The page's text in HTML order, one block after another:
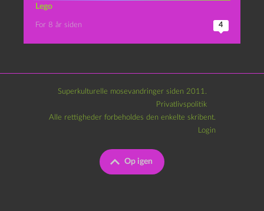
Lego
For 8 år siden 4
Superkulturelle mosevandringer siden 2011.
Privatlivspolitik
Op igen
Alle rettigheder forbeholdes den enkelte skribent.
Login